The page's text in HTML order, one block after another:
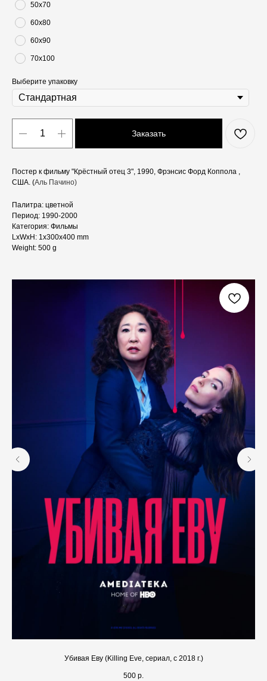
50х70
60х80
60х90
70х100
Выберите упаковку
Заказать
Постер к фильму "Крёстный отец 3", 1990, Фрэнсис Форд Коппола ,
США. (Аль Пачино)
Палитра: цветной
Период: 1990-2000
Категория: Фильмы
LxWxH: 1x300x400 mm
Weight: 500 g
Убивая Еву (Killing Eve, сериал, с 2018 г.)
500 р.